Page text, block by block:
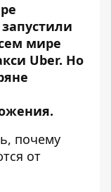
мире
Uber. Но
почему
от